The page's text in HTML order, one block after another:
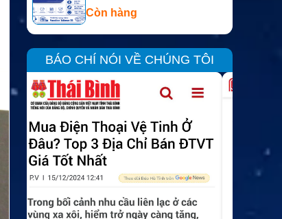
5000mAh
Còn hàng
BÁO CHÍ NÓI VỀ CHÚNG TÔI